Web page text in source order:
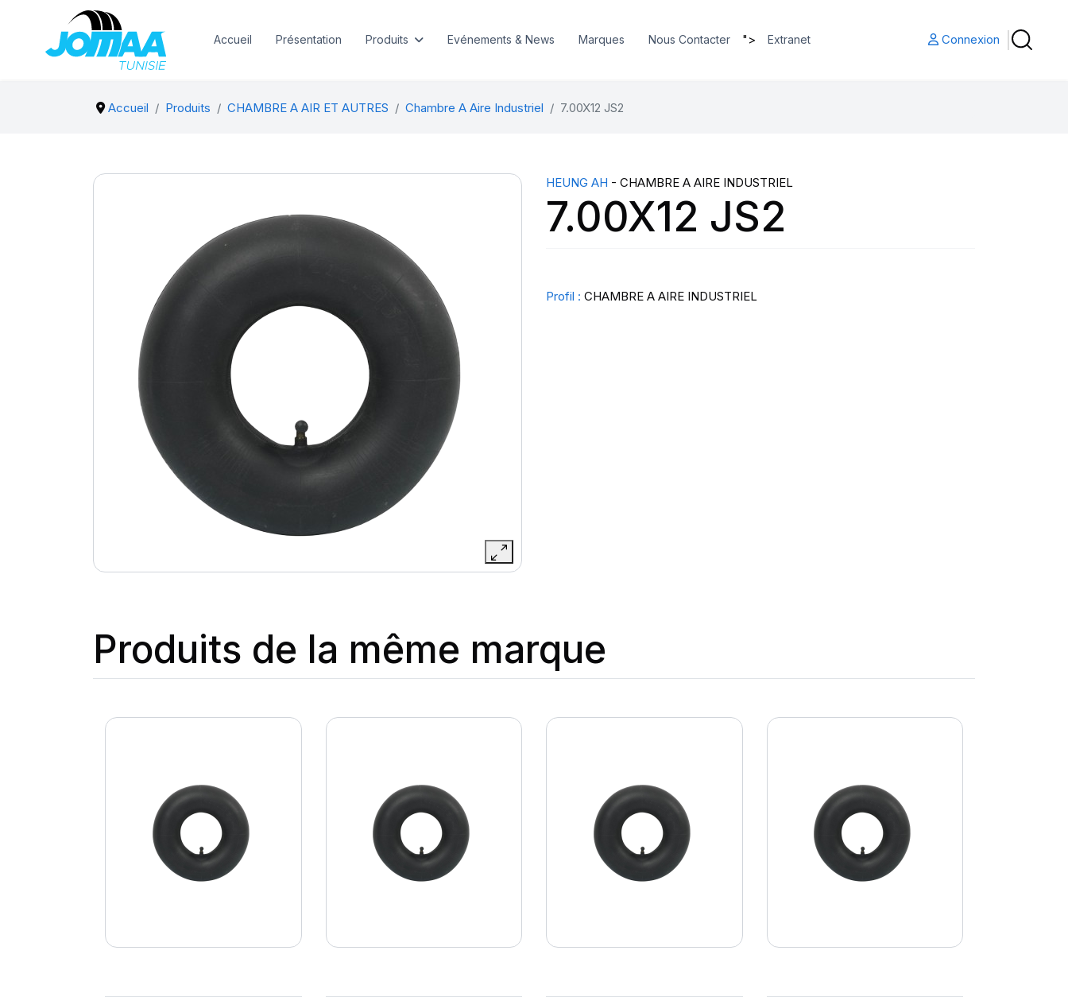
Accueil Présentation Produits Evénements & News Marques Nous Contacter "> Extranet Connexion
Accueil Produits CHAMBRE A AIR ET AUTRES Chambre A Aire Industriel 7.00X12 JS2
HEUNG AH - CHAMBRE A AIRE INDUSTRIEL
7.00X12 JS2
Profil : CHAMBRE A AIRE INDUSTRIEL
Produits de la même marque